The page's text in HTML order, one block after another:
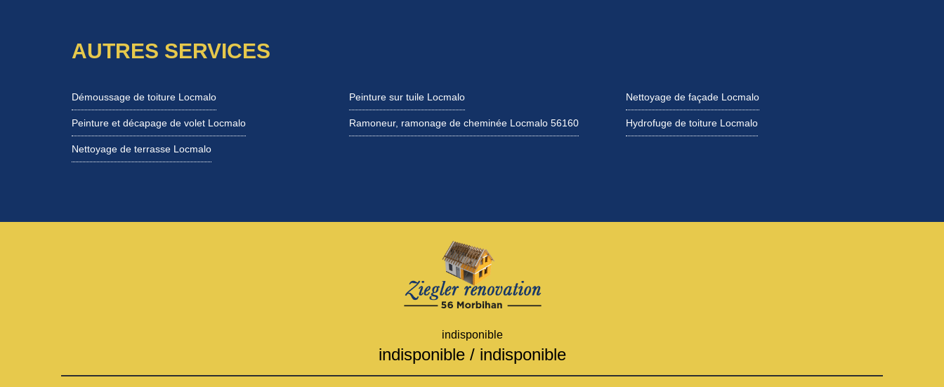
AUTRES SERVICES
Démoussage de toiture Locmalo
Peinture et décapage de volet Locmalo
Nettoyage de terrasse Locmalo
Peinture sur tuile Locmalo
Ramoneur, ramonage de cheminée Locmalo 56160
Nettoyage de façade Locmalo
Hydrofuge de toiture Locmalo
indisponible
indisponible/ indisponible